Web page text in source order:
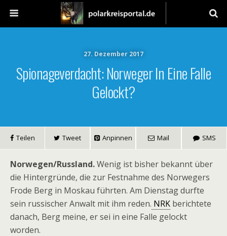
27. Dezember 2017
Spionageverdacht: Norweger In Eine Falle
Gelockt?
Teilen Tweet Anpinnen Mail SMS
Norwegen/Russland.Wenig ist bisher bekannt über
die Hintergründe, die zur Festnahme des Norwegers
Frode Berg in Moskau führten. Am Dienstag durfte
sein russischer Anwalt mit ihm reden. NRK berichtete
danach, Berg meine, er sei in eine Falle gelockt
worden.